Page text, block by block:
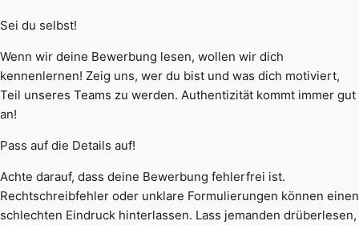
Sei du selbst!
Wenn wir deine Bewerbung lesen, wollen wir dich
kennenlernen! Zeig uns, wer du bist und was dich motiviert,
Teil unseres Teams zu werden. Authentizität kommt immer gut
an!
Pass auf die Details auf!
Achte darauf, dass deine Bewerbung fehlerfrei ist.
Rechtschreibfehler oder unklare Formulierungen können einen
schlechten Eindruck hinterlassen. Lass jemanden drüberlesen,